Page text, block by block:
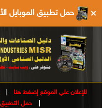
× حمل تطبيق الموبايل
للإعلان علي الموقع إضغط هنا
حمل التطبيق